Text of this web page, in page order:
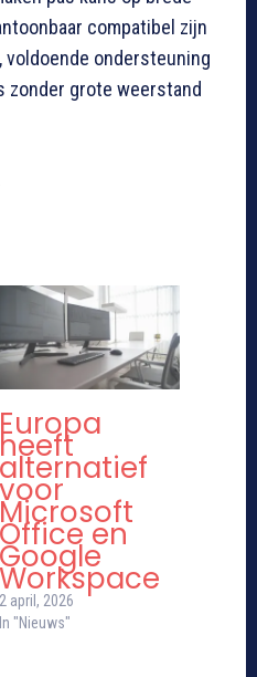
compatibel zijn
ondersteuning
zonder grote weerstand
Europa
heeft
alternatief
voor
Microsoft
Office en
Google
Workspace
2 april, 2026
In "Nieuws"